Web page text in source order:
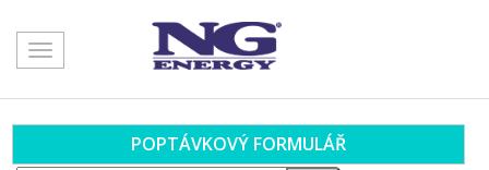
Toggle
POPTÁVKOVÝ FORMULÁŘ